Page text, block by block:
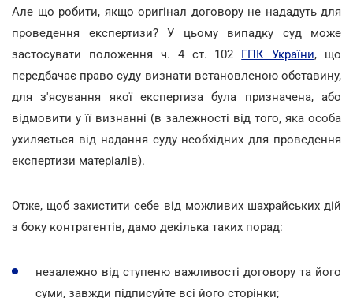
Але що робити, якщо оригінал договору не нададуть для
проведення експертизи? У цьому випадку суд може
застосувати положення ч. 4 ст. 102 ГПК України, що
передбачає право суду визнати встановленою обставину,
для з'ясування якої експертиза була призначена, або
відмовити у її визнанні (в залежності від того, яка особа
ухиляється від надання суду необхідних для проведення
експертизи матеріалів).
Отже, щоб захистити себе від можливих шахрайських дій
з боку контрагентів, дамо декілька таких порад:
незалежно від ступеню важливості договору та його
суми, завжди підписуйте всі його сторінки;